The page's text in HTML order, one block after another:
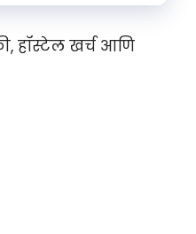
हॉस्टेल खर्च आणि